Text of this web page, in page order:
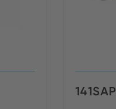
141SAP